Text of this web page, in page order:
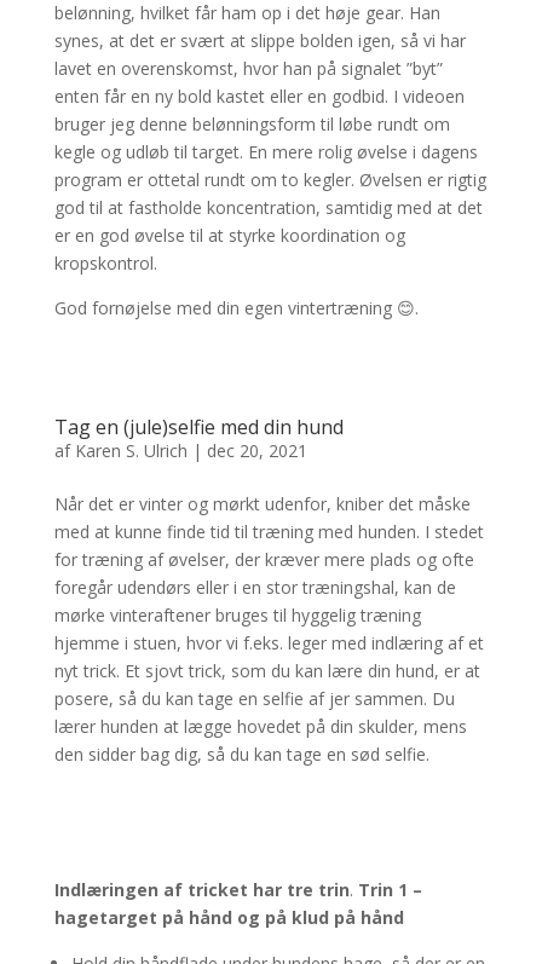
belønning, hvilket får ham op i det høje gear. Han
synes, at det er svært at slippe bolden igen, så vi har
lavet en overenskomst, hvor han på signalet ”byt”
enten får en ny bold kastet eller en godbid. I videoen
bruger jeg denne belønningsform til løbe rundt om
kegle og udløb til target. En mere rolig øvelse i dagens
program er ottetal rundt om to kegler. Øvelsen er rigtig
god til at fastholde koncentration, samtidig med at det
er en god øvelse til at styrke koordination og
kropskontrol.
God fornøjelse med din egen vintertræning 😊.
Tag en (jule)selfie med din hund
af Karen S. Ulrich | dec 20, 2021
Når det er vinter og mørkt udenfor, kniber det måske
med at kunne finde tid til træning med hunden. I stedet
for træning af øvelser, der kræver mere plads og ofte
foregår udendørs eller i en stor træningshal, kan de
mørke vinteraftener bruges til hyggelig træning
hjemme i stuen, hvor vi f.eks. leger med indlæring af et
nyt trick. Et sjovt trick, som du kan lære din hund, er at
posere, så du kan tage en selfie af jer sammen. Du
lærer hunden at lægge hovedet på din skulder, mens
den sidder bag dig, så du kan tage en sød selfie.
Indlæringen af tricket har tre trin. Trin 1 –
hagetarget på hånd og på klud på hånd